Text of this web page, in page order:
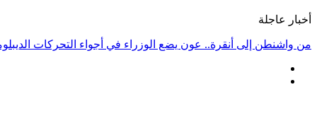
أخبار عاجلة
من واشنطن إلى أنقرة.. عون يضع الوزراء في أجواء التحركات